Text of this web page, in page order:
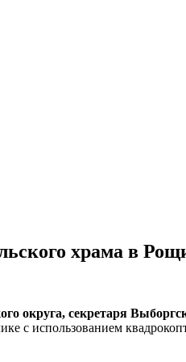
храма в
округа, секретаря
с использованием